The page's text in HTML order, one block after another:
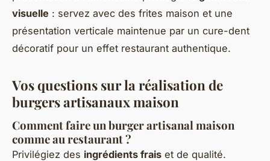
visuelle : servez avec des frites maison et une
présentation verticale maintenue par un cure-dent
décoratif pour un effet restaurant authentique.
Vos questions sur la réalisation de
burgers artisanaux maison
Comment faire un burger artisanal maison
comme au restaurant ?
Privilégiez des ingrédients frais et de qualité.